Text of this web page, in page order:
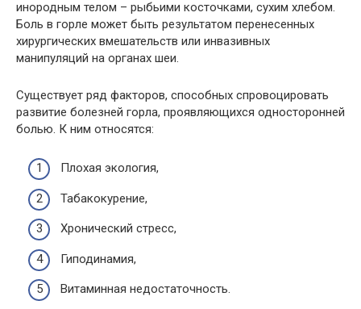
инородным телом – рыбьими косточками, сухим хлебом.
Боль в горле может быть результатом перенесенных
хирургических вмешательств или инвазивных
манипуляций на органах шеи.
Существует ряд факторов, способных спровоцировать
развитие болезней горла, проявляющихся односторонней
болью. К ним относятся:
Плохая экология,
Табакокурение,
Хронический стресс,
Гиподинамия,
Витаминная недостаточность.